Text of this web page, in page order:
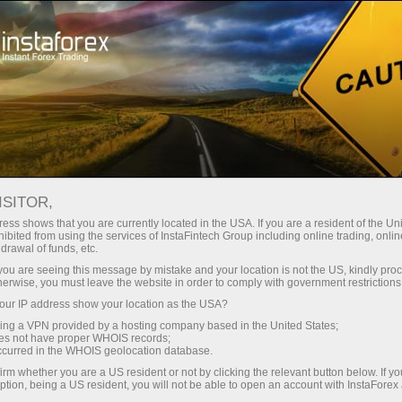
Avec InstaForex, vous accédez à
compétitives : effet de levier
jusqu’à 1:5000, parmi les meilleurs
spreads et commissions du
marché, ainsi que des conditions
avantageuses pour le trading
d’actions et d’indices.
Spreads
Bonus de 30 %
sur chaque dépôt
Vitesse
dans le trading et sur l’autoroute
shows that you are currently located in the USA. If you are a resident of the
from using the services of InstaFintech Group including online trading,
of funds, etc.
are seeing this message by mistake and your location is not the US, kindly
you must leave the website in order to comply with government
IP address show your location as the USA?
a VPN provided by a hosting company based in the United States;
not have proper WHOIS records;
in the WHOIS geolocation database.
whether you are a US resident or not by clicking the relevant button below. If
being a US resident, you will not be able to open an account with InstaForex